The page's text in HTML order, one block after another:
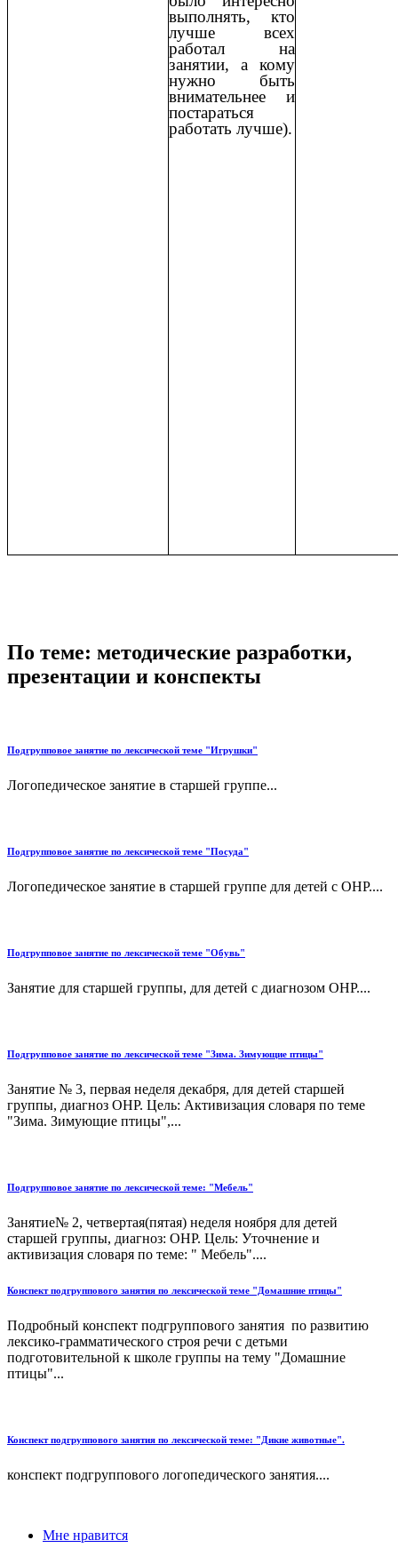
выполнять, кто
лучше всех
работал на
занятии, а кому
нужно быть
внимательнее и
постараться
работать лучше).
По теме: методические разработки,
презентации и конспекты
Подгрупповое занятие по лексической теме "Игрушки"
Логопедическое занятие в старшей группе...
Подгрупповое занятие по лексической теме "Посуда"
Логопедическое занятие в старшей группе для детей с ОНР....
Подгрупповое занятие по лексической теме "Обувь"
Занятие для старшей группы, для детей с диагнозом ОНР....
Подгрупповое занятие по лексической теме "Зима. Зимующие птицы"
Занятие № 3, первая неделя декабря, для детей старшей
группы, диагноз ОНР. Цель: Активизация словаря по теме
"Зима. Зимующие птицы",...
Подгрупповое занятие по лексической теме: "Мебель"
Занятие№ 2, четвертая(пятая) неделя ноября для детей
старшей группы, диагноз: ОНР. Цель: Уточнение и
активизация словаря по теме: " Мебель"....
Конспект подгруппового занятия по лексической теме "Домашние птицы"
Подробный конспект подгруппового занятия по развитию
лексико-грамматического строя речи с детьми
подготовительной к школе группы на тему "Домашние
птицы"...
Конспект подгруппового занятия по лексической теме: "Дикие животные".
конспект подгруппового логопедического занятия....
Мне нравится